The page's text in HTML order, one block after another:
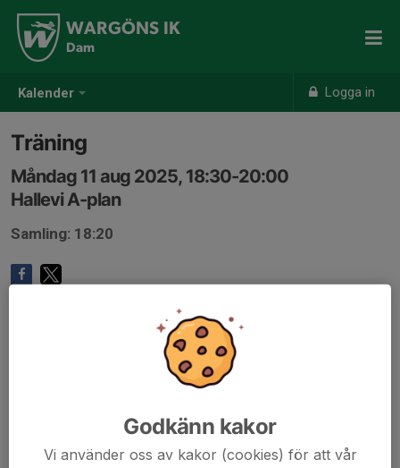
Kalender Logga in
WARGÖNS IK
Dam
Träning
Måndag 11 aug 2025, 18:30-20:00
Hallevi A-plan
Samling: 18:20
Godkänn kakor
Vi använder oss av kakor (cookies) för att vår